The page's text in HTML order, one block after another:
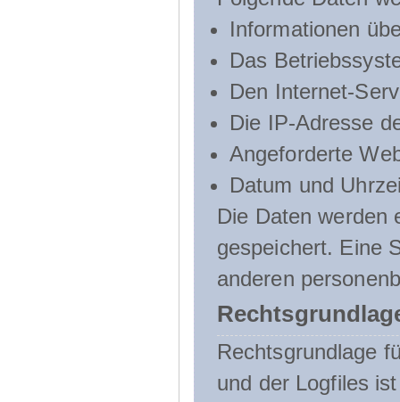
Informationen
Das
Den Internet-
Die IP-Adresse
Angeforderte
Datum und
Die Daten werden
gespeichert. Eine
anderen
Rechtsgrundlage
und der Logfiles